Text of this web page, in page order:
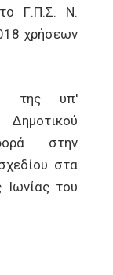
Γ.Π.Σ. Ν.
χρήσεων
της υπ'
στην
στα
του